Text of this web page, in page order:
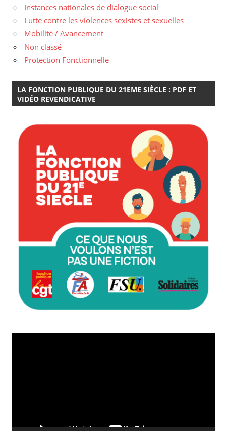
Instances nationales de dialogue social
Lutte contre les violences sexistes et sexuelles
Mobilité / Avancement
Non classé
Protection Fonctionnelle
LA FONCTION PUBLIQUE DU 21EME SIÈCLE : PDF ET
VIDÉO REVENDICATIVE